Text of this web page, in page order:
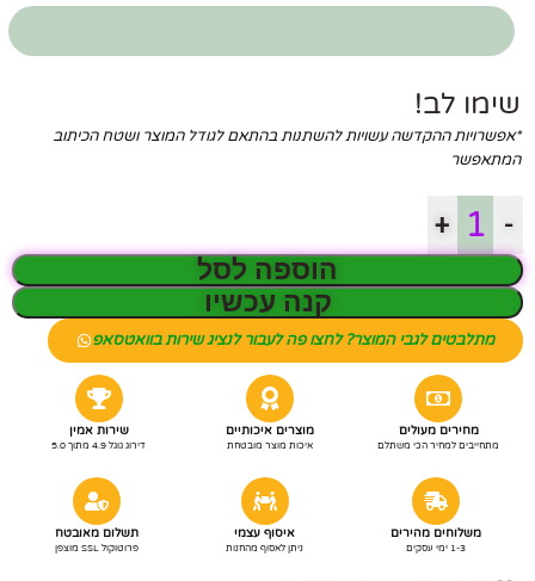
שימו לב!
*אפשרויות ההקדשה עשויות להשתנות בהתאם לגודל המוצר ושטח הכיתוב
המתאפשר
-
+
הוספה לסל
קנה עכשיו
מתלבטים לגבי המוצר? לחצו פה לעבור לנציג שירות בוואטסאפ
מחירים מעולים
מתחייבים למחיר הכי משתלם
מוצרים איכותיים
איכות מוצר מובטחת
שירות אמין
דירוג גוגל 4.9 מתוך 5.0
משלוחים מהירים
1-3 ימי עסקים
איסוף עצמי
ניתן לאסוף מהחנות
תשלום מאובטח
פרוטוקול SSL מוצפן